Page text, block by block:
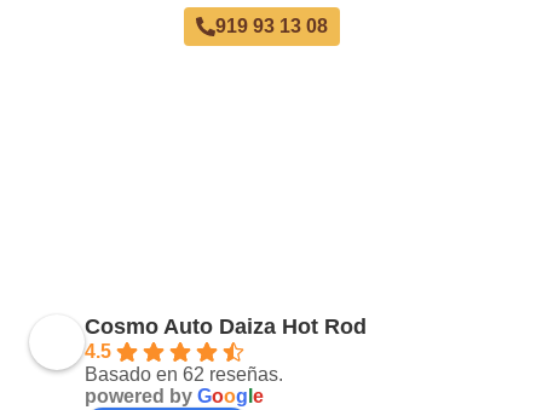
919 93 13 08
Cosmo Auto Daiza Hot Rod
4.5
Basado en 62 reseñas.
powered by Goog e